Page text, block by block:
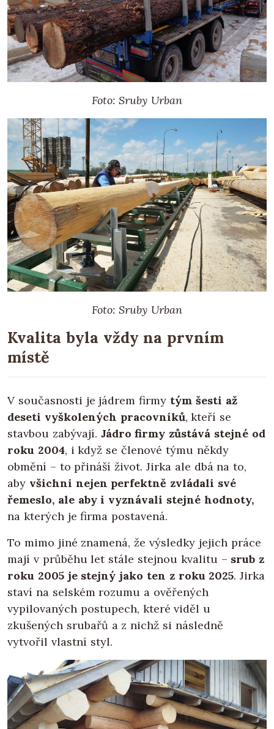
Foto: Sruby Urban
Foto: Sruby Urban
Kvalita byla vždy na prvním
místě
V současnosti je jádrem firmy tým šesti až
deseti vyškolených pracovníků, kteří se
stavbou zabývají. Jádro firmy zůstává stejné od
roku 2004, i když se členové týmu někdy
obmění – to přináší život. Jirka ale dbá na to,
aby všichni nejen perfektně zvládali své
řemeslo, ale aby i vyznávali stejné hodnoty,
na kterých je firma postavená.
To mimo jiné znamená, že výsledky jejich práce
mají v průběhu let stále stejnou kvalitu – srub z
roku 2005 je stejný jako ten z roku 2025. Jirka
staví na selském rozumu a ověřených
vypilovaných postupech, které viděl u
zkušených srubařů a z nichž si následně
vytvořil vlastní styl.